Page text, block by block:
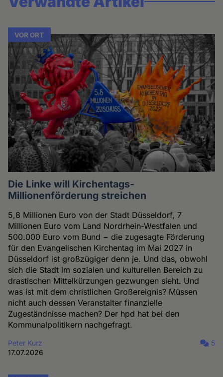
VOR ORT
Die Linke will Kirchentags-
Millionenförderung streichen
5,8 Millionen Euro von der Stadt Düsseldorf, 7
Millionen Euro vom Land Nordrhein-Westfalen und
500.000 Euro vom Bund − die zugesagte Förderung
für den Evangelischen Kirchentag im Mai 2027 in
Düsseldorf ist großzügiger denn je. Und das, obwohl
sich die Stadt im sozialen und kulturellen Bereich zu
drastischen Mittelkürzungen gezwungen sieht. Und
was ist mit dem christlichen Großereignis? Müssen
nicht auch dessen Veranstalter finanzielle
Zugeständnisse machen? Der hpd hat bei den
Kommunalpolitikern nachgefragt.
Peter Kurz
17.07.2026
5